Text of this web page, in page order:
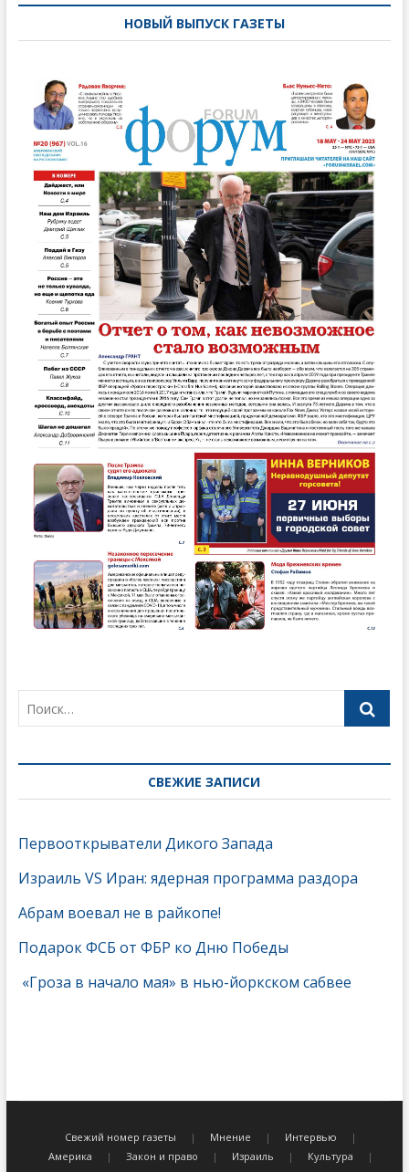
записямНОВЫЙ ВЫПУСК ГАЗЕТЫ
СВЕЖИЕ ЗАПИСИ
Первооткрыватели Дикого Запада
Израиль VS Иран: ядерная программа раздора
Абрам воевал не в райкопе!
Подарок ФСБ от ФБР ко Дню Победы
«Гроза в начало мая» в нью-йоркском сабвее
Свежий номер газеты Мнение
Интервью
Америка
Закон и право Израиль
Культура